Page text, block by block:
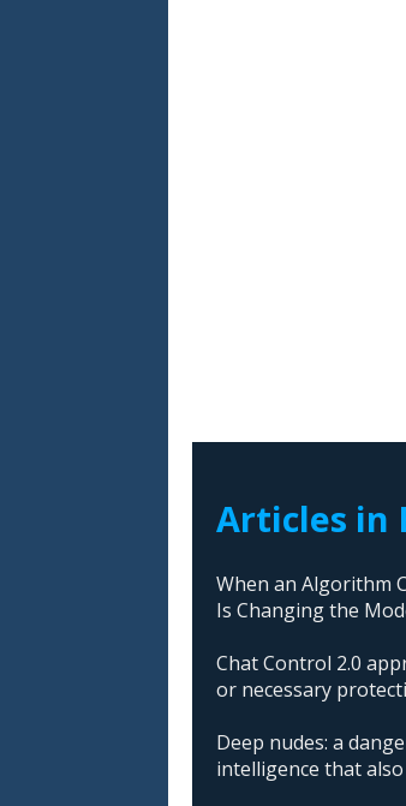
Articles in
When an Algorithm
Is Changing the
Chat Control 2.0
or necessary
Deep nudes: a
intelligence that